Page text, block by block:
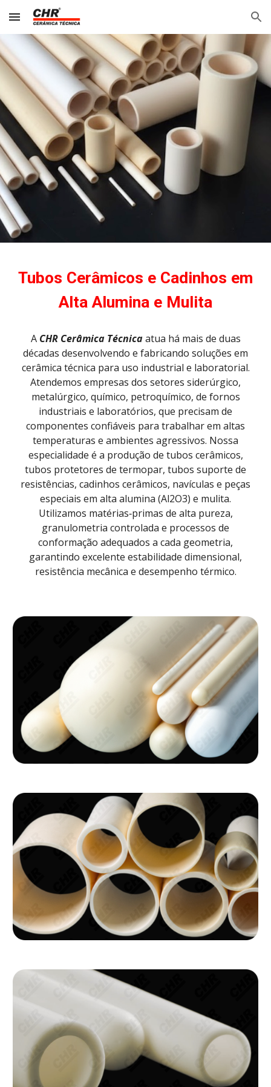
Skip to main content Skip to navigation
Tubos Cerâmicos e Cadinhos em
Alta Alumina e Mulita
A CHR Cerâmica Técnicaatua há mais de duas
décadas desenvolvendo e fabricando soluções em
cerâmica técnica para uso industrial e laboratorial.
Atendemos empresas dos setores siderúrgico,
metalúrgico, químico, petroquímico, de fornos
industriais e laboratórios, que precisam de
componentes confiáveis para trabalhar em altas
temperaturas e ambientes agressivos. Nossa
especialidade é a produção de tubos cerâmicos,
tubos protetores de termopar, tubos suporte de
resistências, cadinhos cerâmicos, navículas e peças
especiais em alta alumina (Al2O3) e mulita.
Utilizamos matérias‑primas de alta pureza,
granulometria controlada e processos de
conformação adequados a cada geometria,
garantindo excelente estabilidade dimensional,
resistência mecânica e desempenho térmico.